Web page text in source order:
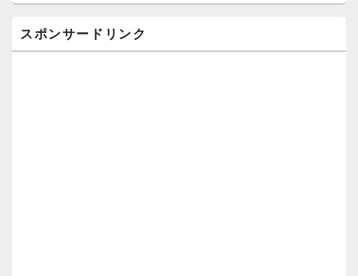
スポンサードリンク